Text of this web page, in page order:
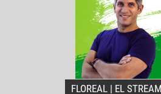
FLOREAL | EL